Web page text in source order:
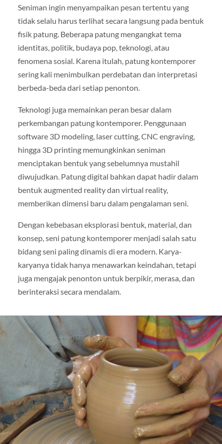
Seniman ingin menyampaikan pesan tertentu yang
tidak selalu harus terlihat secara langsung pada bentuk
fisik patung. Beberapa patung mengangkat tema
identitas, politik, budaya pop, teknologi, atau
fenomena sosial. Karena itulah, patung kontemporer
sering kali menimbulkan perdebatan dan interpretasi
berbeda-beda dari setiap penonton.
Teknologi juga memainkan peran besar dalam
perkembangan patung kontemporer. Penggunaan
software 3D modeling, laser cutting, CNC engraving,
hingga 3D printing memungkinkan seniman
menciptakan bentuk yang sebelumnya mustahil
diwujudkan. Patung digital bahkan dapat hadir dalam
bentuk augmented reality dan virtual reality,
memberikan dimensi baru dalam pengalaman seni.
Dengan kebebasan eksplorasi bentuk, material, dan
konsep, seni patung kontemporer menjadi salah satu
bidang seni paling dinamis di era modern. Karya-
karyanya tidak hanya menawarkan keindahan, tetapi
juga mengajak penonton untuk berpikir, merasa, dan
berinteraksi secara mendalam.